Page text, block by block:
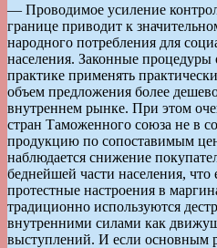
— Проводимое усиление
границе приводит к
народного потребления для
населения. Законные процедуры
практике применять
объем предложения более
внутреннем рынке. При этом
стран Таможенного союза не в
продукцию по сопоставимым
наблюдается снижение
беднейшей части населения,
протестные настроения в
традиционно используются
внутренними силами как
выступлений. И если основным